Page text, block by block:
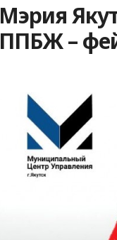
Мэрия
ППБЖ –